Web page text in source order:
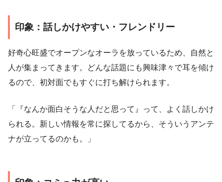
印象：話しかけやすい・フレンドリー
好奇心旺盛でオープンなオーラを放っているため、自然と
人が集まってきます。どんな話題にも興味津々で耳を傾け
るので、初対面でもすぐに打ち解けられます。
「『なんか面白そうな人だと思って』って、よく話しかけ
られる。新しい情報を常に探してるから、そういうアンテ
ナが立ってるのかも。」